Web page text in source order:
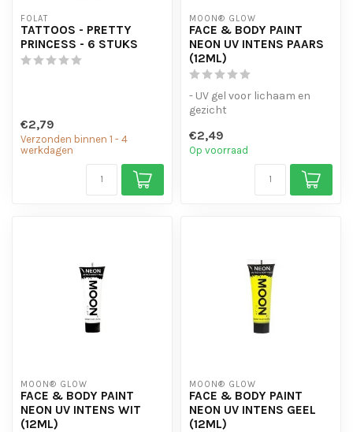
FOLAT
TATTOOS - PRETTY
PRINCESS - 6 STUKS
€2,79
Verzonden binnen 1 - 4
werkdagen
MOON® GLOW
FACE & BODY PAINT
NEON UV INTENS PAARS
(12ML)
- UV gel voor lichaam en
gezicht
scala aan kleuren.
€2,49
Op voorraad
MOON® GLOW
FACE & BODY PAINT
NEON UV INTENS WIT
(12ML)
MOON® GLOW
FACE & BODY PAINT
NEON UV INTENS GEEL
(12ML)